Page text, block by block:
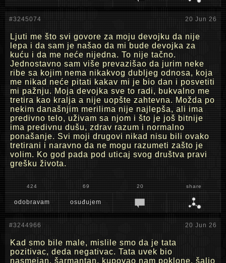
#3245074 20 Jun 26
Ljuti me što svi govore za moju devojku da nije
lepa i da sam je našao da mi bude devojka za
kuću i da me neće nijedna. To nije tačno.
Jednostavno sam više prevazišao da jurim neke
ribe sa kojim nema nikakvog dubljeg odnosa, koja
me nikad neće pitati kakav mi je bio dan i posvetiti
mi pažnju. Moja devojka sve to radi, bukvalno me
tretira kao kralja a nije uopšte zahtevna. Možda po
nekim današnjim merilima nije najlepša, ali ima
predivno telo, uživam sa njom i što je još bitnije
ima predivnu dušu, zdrav razum i normalno
ponašanje. Svi moji drugovi nikad nisu bili ovako
tretirani i naravno da ne mogu razumeti zašto je
volim. Ko god pada pod uticaj svog društva pravi
grešku života.
424 69 20 share
odobravam osuđujem
#3244966 20 Jun 26
Kad smo bile male, mislile smo da je tata
pozitivac, deda negativac. Tata uvek bio
nasmejan, šarmantan, kupovao nam poklone, šalio